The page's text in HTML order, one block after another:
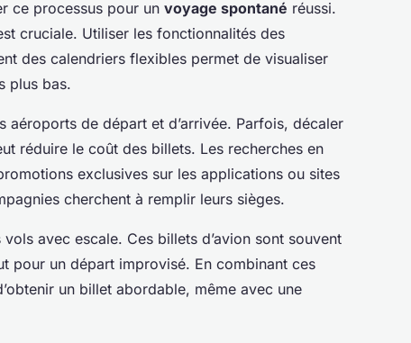
ce processus pour un voyage spontané réussi.
cruciale. Utiliser les fonctionnalités des
des calendriers flexibles permet de visualiser
plus bas.
aéroports de départ et d’arrivée. Parfois, décaler
réduire le coût des billets. Les recherches en
exclusives sur les applications ou sites
cherchent à remplir leurs sièges.
avec escale. Ces billets d’avion sont souvent
pour un départ improvisé. En combinant ces
un billet abordable, même avec une